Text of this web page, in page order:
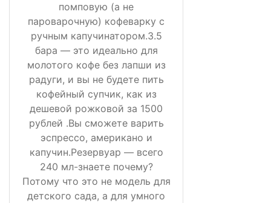
помповую (а не
пароварочную) кофеварку с
ручным капучинатором.3.5
бара — это идеально для
молотого кофе без лапши из
радуги, и вы не будете пить
кофейный супчик, как из
дешевой рожковой за 1500
рублей .Вы сможете варить
эспрессо, американо и
капучин.Резервуар — всего
240 мл-знаете почему?
Потому что это не модель для
детского сада, а для умного